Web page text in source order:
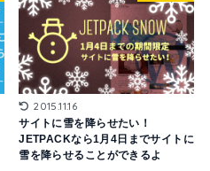
2015.11.16
サイトに雪を降らせたい！
JETPACKなら1月4日までサイトに
雪を降らせることができるよ